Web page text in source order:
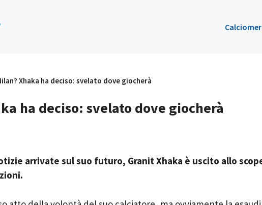
Xhaka ha deciso: svelato dove giocherà
ha deciso: svelato dove giocherà
arrivate sul suo futuro, Granit Xhaka è uscito allo